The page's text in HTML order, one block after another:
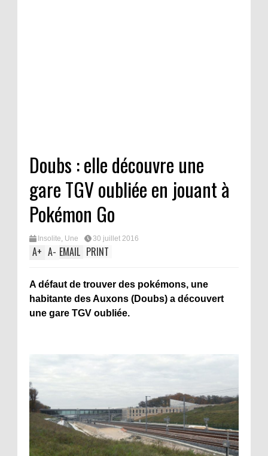
Doubs : elle découvre une
gare TGV oubliée en jouant à
Pokémon Go
Insolite, Une 30 juillet 2016
A+ A- EMAIL PRINT
A défaut de trouver des pokémons, une
habitante des Auxons (Doubs) a découvert
une gare TGV oubliée.